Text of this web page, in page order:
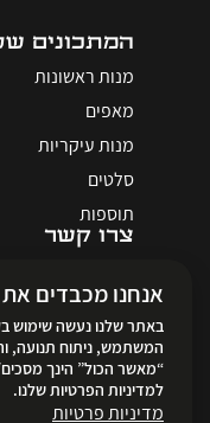
המתכונים
מנות ראשונות
מאפים
מנות עיקריות
סלטים
תוספות
צרו קשר
אנחנו מכבדים
המשתמש, ניתוח תנועה,
למדיניות הפרטיות שלנו.
מדיניות פרטיות